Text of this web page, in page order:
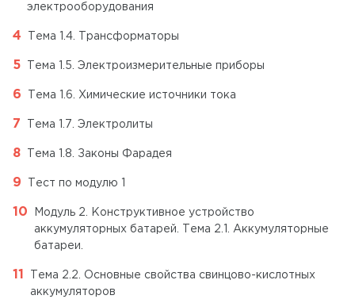
электрооборудования
Тема 1.4. Трансформаторы
Тема 1.5. Электроизмерительные приборы
Тема 1.6. Химические источники тока
Тема 1.7. Электролиты
Тема 1.8. Законы Фарадея
Тест по модулю 1
Модуль 2. Конструктивное устройство
аккумуляторных батарей. Тема 2.1. Аккумуляторные
батареи.
Тема 2.2. Основные свойства свинцово-кислотных
аккумуляторов